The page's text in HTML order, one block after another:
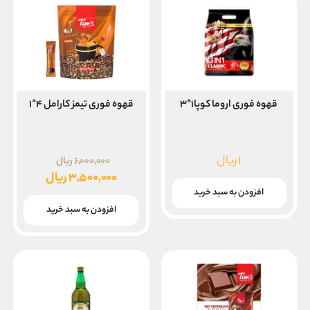
قهوه فوری اروما کوپا۱*۳
۱ریال
افزودن به سبد خرید
قهوه فوری تیمز کارامل ۴*۱
۶,۰۰۰,۰۰۰ریال
اصلی
بود.
۳,۵۰۰,۰۰۰ریال
فعلی
افزودن به سبد خرید